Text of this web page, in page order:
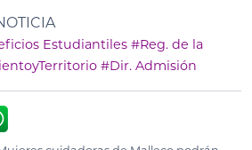
Estudiantiles #Reg. de la
#Dir. Admisión